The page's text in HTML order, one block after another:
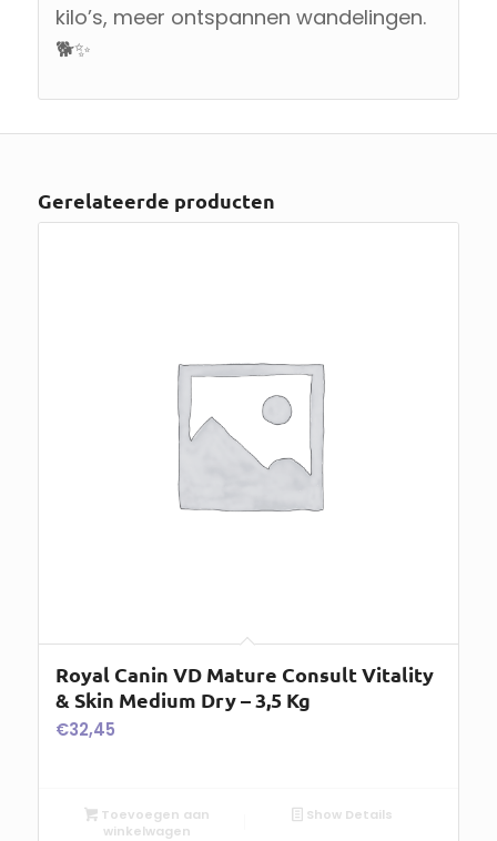
kilo’s, meer ontspannen wandelingen.
🐕✨
Gerelateerde producten
Royal Canin VD Mature Consult Vitality
& Skin Medium Dry – 3,5 Kg
€32,45
Toevoegen aan
winkelwagen
Show Details